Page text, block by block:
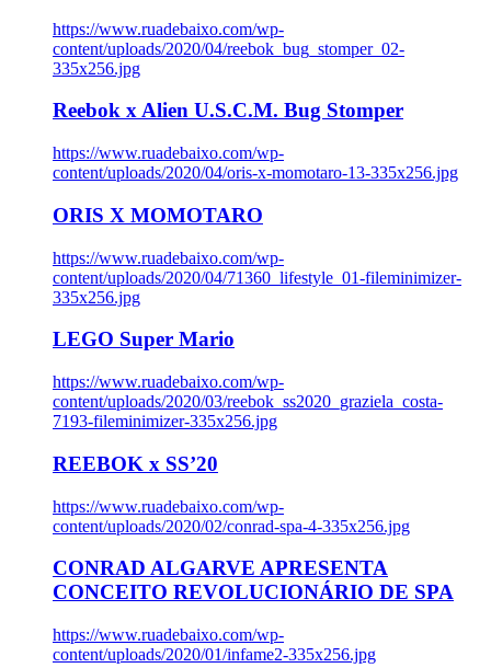
https://www.ruadebaixo.com/wp-
content/uploads/2020/04/reebok_bug_stomper_02-
335x256.jpg
Reebok x Alien U.S.C.M. Bug Stomper
https://www.ruadebaixo.com/wp-
content/uploads/2020/04/oris-x-momotaro-13-335x256.jpg
ORIS X MOMOTARO
https://www.ruadebaixo.com/wp-
content/uploads/2020/04/71360_lifestyle_01-fileminimizer-
335x256.jpg
LEGO Super Mario
https://www.ruadebaixo.com/wp-
content/uploads/2020/03/reebok_ss2020_graziela_costa-
7193-fileminimizer-335x256.jpg
REEBOK x SS’20
https://www.ruadebaixo.com/wp-
content/uploads/2020/02/conrad-spa-4-335x256.jpg
CONRAD ALGARVE APRESENTA
CONCEITO REVOLUCIONÁRIO DE SPA
https://www.ruadebaixo.com/wp-
content/uploads/2020/01/infame2-335x256.jpg